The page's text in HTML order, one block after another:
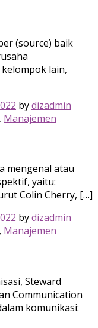
(source) baik
lain,
bydizadmin
, Manajemen
mengenal atau
yaitu:
Colin Cherry, […]
bydizadmin
, Manajemen
Steward
Communication
komunikasi: